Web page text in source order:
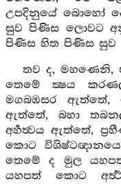
උපදිනුයේ බොහෝ
සුව පිණිස ලොවට
පිණිස හිත පිණිස සුව
තව ද, මහණෙනි,
තෙමේ ක්‍ෂය
මගබඹසර
ඇත්තේ, බහා
අර්‍හත්‍වය ඇත්තේ,
කොට
තෙමේ ද මුල
යහපත් කොට